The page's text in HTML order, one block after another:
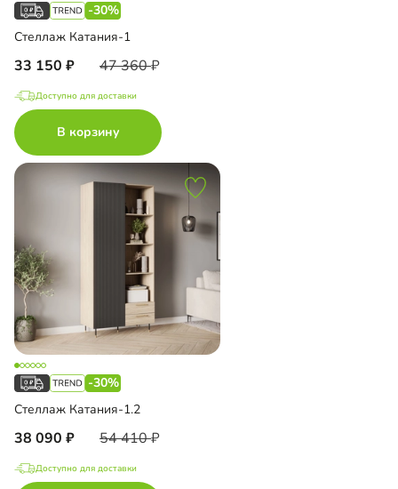
-30%
Стеллаж Катания-1
33 150 47 360
Доступно для доставки
В корзину
-30%
Стеллаж Катания-1.2
38 090 54 410
Доступно для доставки